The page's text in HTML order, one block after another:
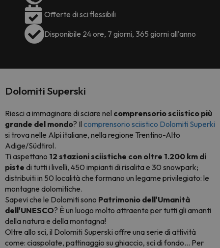
Offerte di sci flessibili
Disponibile 24 ore, 7 giorni, 365 giorni all'anno
Dolomiti Superski
Riesci a immaginare di sciare nel comprensorio sciistico più
grande del mondo? Il comprensorio sciistico Dolomiti Superki
si trova nelle Alpi italiane, nella regione Trentino-Alto
Adige/Südtirol.
Ti aspettano 12 stazioni sciistiche con oltre 1.200 km di
piste di tutti i livelli, 450 impianti di risalita e 30 snowpark;
distribuiti in 50 località che formano un legame privilegiato: le
montagne dolomitiche.
Sapevi che le Dolomiti sono Patrimonio dell'Umanità
dell'UNESCO? È un luogo molto attraente per tutti gli amanti
della natura e della montagna!
Oltre allo sci, il Dolomiti Superski offre una serie di attività
come: ciaspolate, pattinaggio su ghiaccio, sci di fondo... Per